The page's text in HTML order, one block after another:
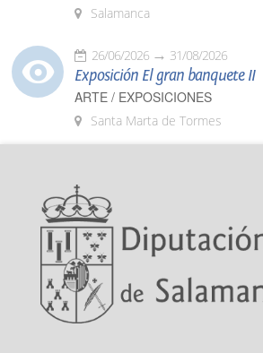
Salamanca
26/06/2026 31/08/2026
Exposición El gran banquete II
ARTE / EXPOSICIONES
Santa Marta de Tormes